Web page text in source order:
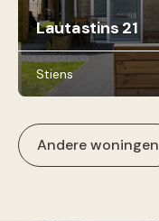
Lautastins 21
Stiens
Andere woningen